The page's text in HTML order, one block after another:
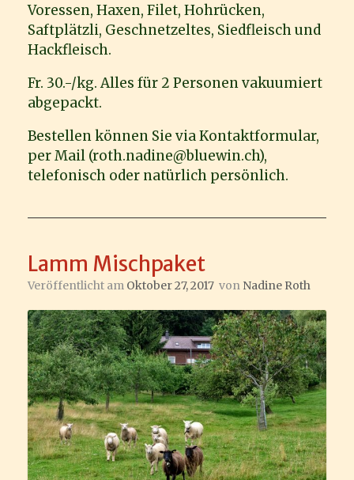
Voressen, Haxen, Filet, Hohrücken,
Saftplätzli, Geschnetzeltes, Siedfleisch und
Hackfleisch.
Fr. 30.-/kg. Alles für 2 Personen vakuumiert
abgepackt.
Bestellen können Sie via Kontaktformular,
per Mail (roth.nadine@bluewin.ch),
telefonisch oder natürlich persönlich.
Lamm Mischpaket
Veröffentlicht am Oktober 27, 2017 von Nadine Roth